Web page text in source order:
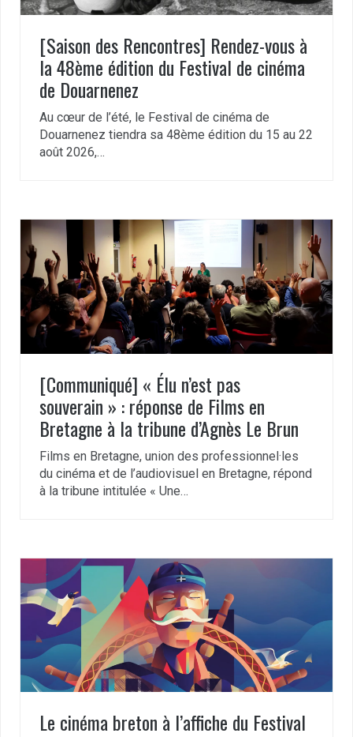
[Saison des Rencontres] Rendez-vous à
la 48ème édition du Festival de cinéma
de Douarnenez
Au cœur de l’été, le Festival de cinéma de
Douarnenez tiendra sa 48ème édition du 15 au 22
août 2026,…
[Communiqué] « Élu n’est pas
souverain » : réponse de Films en
Bretagne à la tribune d’Agnès Le Brun
Films en Bretagne, union des professionnel·les
du cinéma et de l’audiovisuel en Bretagne, répond
à la tribune intitulée « Une…
Le cinéma breton à l’affiche du Festival